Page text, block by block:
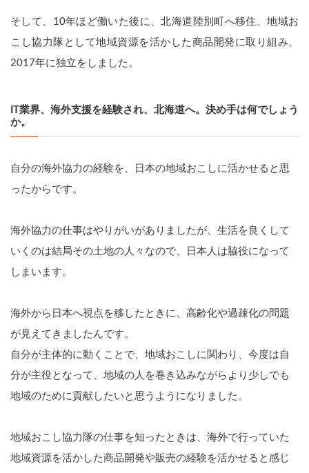
そして、10年ほど働いた後に、北海道陸別町へ移住、地域お
こし協力隊として地域資源を活かした商品開発に取り組み、
2017年に独立をしました。
IT業界、海外支援を経験され、北海道へ。決め手は何でしょう
か。
自分の海外協力の経験を、日本の地域おこしに活かせると思
ったからです。
海外協力の仕事はやりがいがありましたが、生活を良くして
いくのは結局その土地の人々なので、日本人は脇役になって
しまいます。
海外から日本へ視点を移したときに、高齢化や過疎化の問題
が見えてきましたんです。
自分が主体的に動くことで、地域おこしに関わり、 今度は自
分が主役となって、地域の人を巻き込みながらより少しでも
地域のために貢献したいと思うようになりました。
地域おこし協力隊の仕事を知ったときは、海外で行っていた
地域資源を活かした商品開発や販売の経験を活かせると感じ